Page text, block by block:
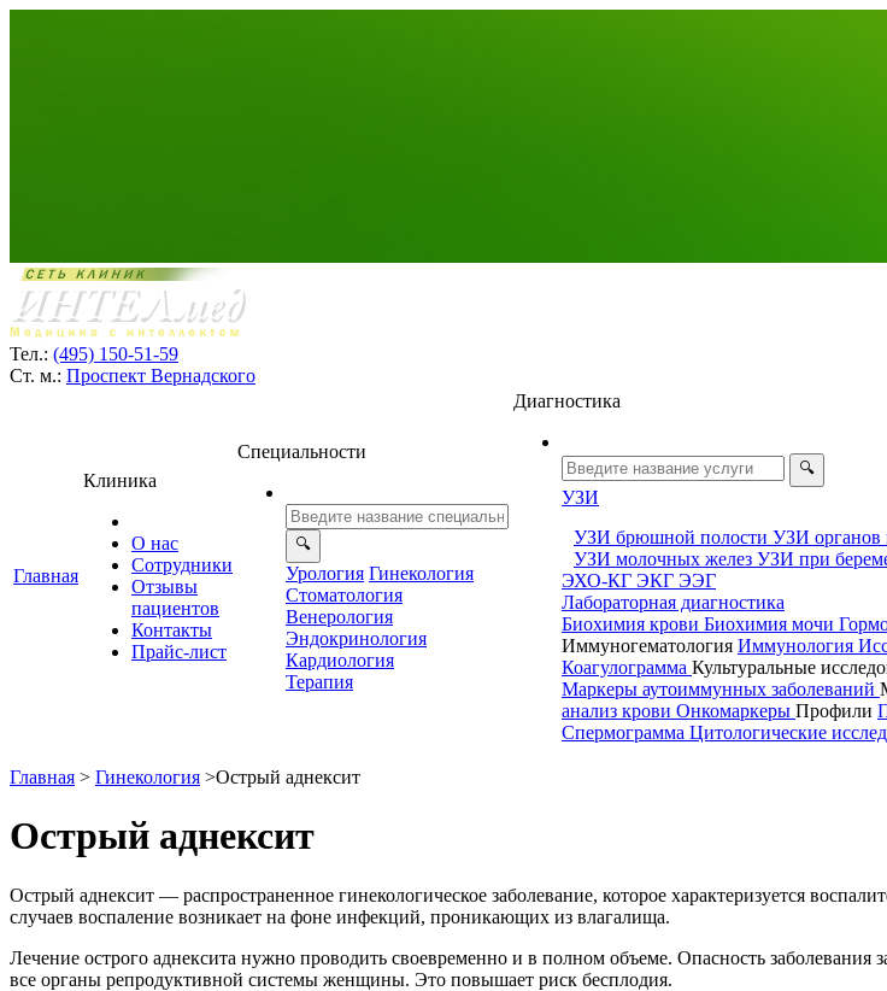
Тел.: (495) 150-51-59
Ст. м.: Проспект Вернадского
Главная
Клиника
О нас
Сотрудники
Отзывы
ациенто
Контакты
Прайс-лист
Специальности
Урология Гинекология
Стоматология
енерология
Эндокринология
Кардиология
Терапия
Диагностика
УЗИ
УЗИ брюшной полости УЗИ органов
УЗИ молочных желез УЗИ при
ЭХО-КГ ЭКГ ЭЭГ
Лабораторная диагностика
Биохимия крови Биохимия мочи
Иммуногематология Иммунология
Коагулограмма Культуральные
Маркеры аутоиммунных заболеваний
анализ крови Онкомаркеры Профили
Спермограмма Цитологические
Главная > Гинекология >Острый аднексит
Острый аднексит
Острый аднексит — распространенное гинекологическое заболевание, которое характеризуется
случаев воспаление возникает на фоне инфекций, проникающих из влагалища.
Лечение острого аднексита нужно проводить своевременно и в полном объеме. Опасность
се органы репродуктивной системы женщины. Это повышает риск бесплодия.